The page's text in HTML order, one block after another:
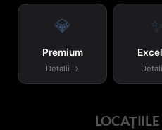
💎
Premium
Detalii →